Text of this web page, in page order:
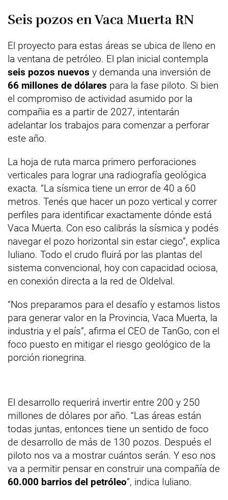
Seis pozos en Vaca Muerta RN
El proyecto para estas áreas se ubica de lleno en
la ventana de petróleo. El plan inicial contempla
seis pozos nuevos y demanda una inversión de
66 millones de dólares para la fase piloto. Si bien
el compromiso de actividad asumido por la
compañia es a partir de 2027, intentarán
adelantar los trabajos para comenzar a perforar
este año.
La hoja de ruta marca primero perforaciones
verticales para lograr una radiografía geológica
exacta. “La sísmica tiene un error de 40 a 60
metros. Tenés que hacer un pozo vertical y correr
perfiles para identificar exactamente dónde está
Vaca Muerta. Con eso calibrás la sísmica y podés
navegar el pozo horizontal sin estar ciego”, explica
Iuliano. Todo el crudo fluirá por las plantas del
sistema convencional, hoy con capacidad ociosa,
en conexión directa a la red de Oldelval.
“Nos preparamos para el desafío y estamos listos
para generar valor en la Provincia, Vaca Muerta, la
industria y el país”, afirma el CEO de TanGo, con el
foco puesto en mitigar el riesgo geológico de la
porción rionegrina.
El desarrollo requerirá invertir entre 200 y 250
millones de dólares por año. “Las áreas están
todas juntas, entonces tiene un sentido de foco
de desarrollo de más de 130 pozos. Después el
piloto nos va a mostrar cuántos serán. Y eso nos
va a permitir pensar en construir una compañía de
60.000 barrios del petróleo”, indica Iuliano.